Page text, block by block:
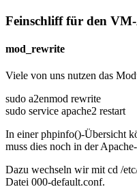
Feinschliff für den
mod_rewrite
Viele von uns nutzen das
sudo a2enmod rewrite
sudo service apache2 restart
In einerphpinfo()-Übersicht
muss dies noch in der
Dazu wechseln wir mit cd /
Datei 000-default.conf.